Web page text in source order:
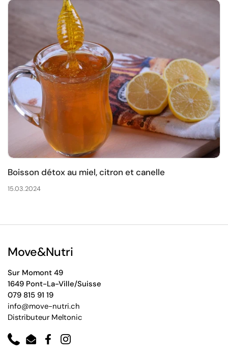
Boisson détox au miel, citron et canelle
15.03.2024
Move&Nutri
Sur Momont 49
1649 Pont-La-Ville/Suisse
079 815 91 19
info@move-nutri.ch
Distributeur Meltonic
PhoneEmailFacebookInstagram